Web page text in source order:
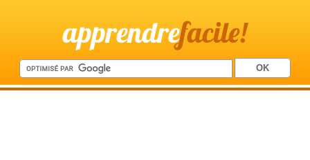
apprendrefacile!